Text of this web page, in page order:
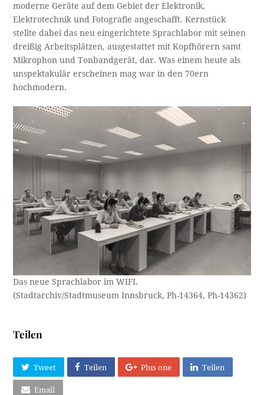
moderne Geräte auf dem Gebiet der Elektronik,
Elektrotechnik und Fotografie angeschafft. Kernstück
stellte dabei das neu eingerichtete Sprachlabor mit seinen
dreißig Arbeitsplätzen, ausgestattet mit Kopfhörern samt
Mikrophon und Tonbandgerät, dar. Was einem heute als
unspektakulär erscheinen mag war in den 70ern
hochmodern.
Das neue Sprachlabor im WIFI.
(Stadtarchiv/Stadtmuseum Innsbruck, Ph-14364, Ph-14362)
Teilen
Tweet Teilen Plus one Teilen
Email